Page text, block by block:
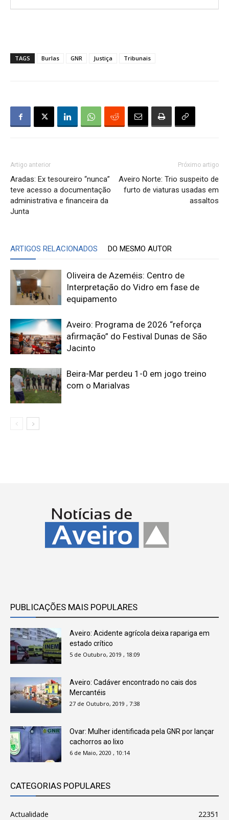
TAGS Burlas GNR Justiça Tribunais
Artigo anterior
Aradas: Ex tesoureiro “nunca”
teve acesso a documentação
administrativa e financeira da
Junta
Próximo artigo
Aveiro Norte: Trio suspeito de
furto de viaturas usadas em
assaltos
ARTIGOS RELACIONADOS DO MESMO AUTOR
Oliveira de Azeméis: Centro de
Interpretação do Vidro em fase de
equipamento
Aveiro: Programa de 2026 “reforça
afirmação” do Festival Dunas de São
Jacinto
Beira-Mar perdeu 1-0 em jogo treino
com o Marialvas
PUBLICAÇÕES MAIS POPULARES
Aveiro: Acidente agrícola deixa rapariga em
estado crítico
5 de Outubro, 2019 , 18:09
Aveiro: Cadáver encontrado no cais dos
Mercantéis
27 de Outubro, 2019 , 7:38
Ovar: Mulher identificada pela GNR por lançar
cachorros ao lixo
6 de Maio, 2020 , 10:14
CATEGORIAS POPULARES
Actualidade 22351